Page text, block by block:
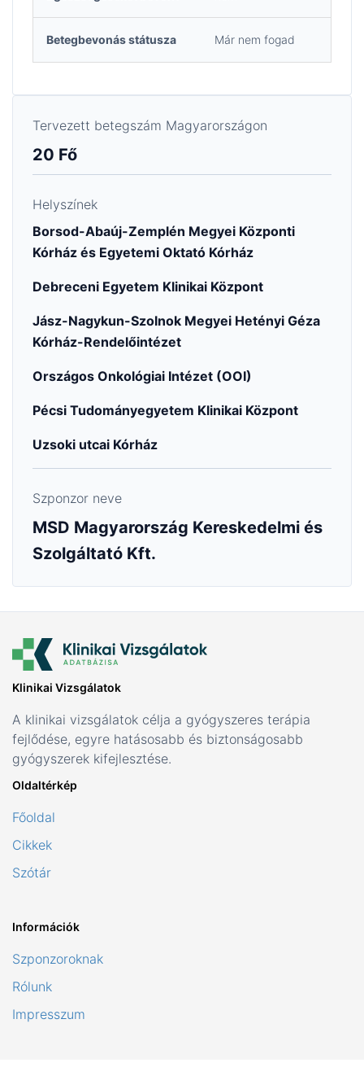
Betegbevonás státusza Már nem fogad
Tervezett betegszám Magyarországon
20 Fő
Helyszínek
Borsod-Abaúj-Zemplén Megyei Központi
Kórház és Egyetemi Oktató Kórház
Debreceni Egyetem Klinikai Központ
Jász-Nagykun-Szolnok Megyei Hetényi Géza
Kórház-Rendelőintézet
Országos Onkológiai Intézet (OOI)
Pécsi Tudományegyetem Klinikai Központ
Uzsoki utcai Kórház
Szponzor neve
MSD Magyarország Kereskedelmi és
Szolgáltató Kft.
Klinikai Vizsgálatok
A klinikai vizsgálatok célja a gyógyszeres terápia
fejlődése, egyre hatásosabb és biztonságosabb
gyógyszerek kifejlesztése.
Oldaltérkép
Főoldal
Cikkek
Szótár
Információk
Szponzoroknak
Rólunk
Impresszum